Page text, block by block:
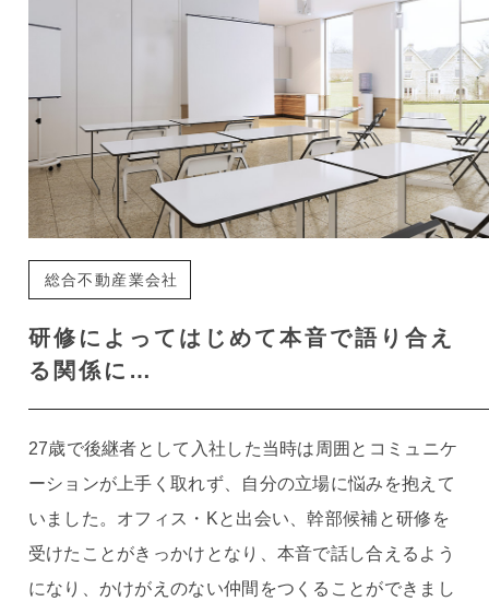
総合不動産業会社
研修によって はじめて本音で語り合え
る関係に…
27歳で後継者として入社した当時は周囲とコミュニケ
ーションが上手く取れず、自分の立場に悩みを抱えて
いました。オフィス・Kと出会い、幹部候補と研修を
受けたことがきっかけとなり、本音で話し合えるよう
になり、かけがえのない仲間をつくることができまし